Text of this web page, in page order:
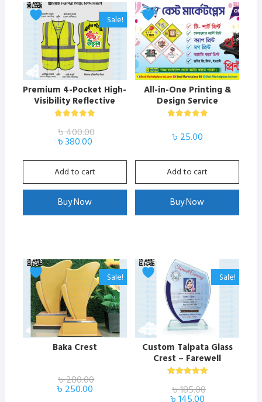
Sale!
Premium 4-Pocket High-
Visibility Reflective
Safety Vest
5.00
out of 5
৳400.00
was:
৳ 400.00.
৳380.00
is:
৳ 380.00.Add to cart
Buy Now
All-in-One Printing &
Design Service
5.00
out of 5
৳ 25.00
Add to cart
Buy Now
Sale!
Baka Crest
৳280.00
৳ 250.00
Sale!
​Custom Talpata Glass
Crest – Farewell
Ceremony Honor Shield
5.00
out of 5
৳185.00